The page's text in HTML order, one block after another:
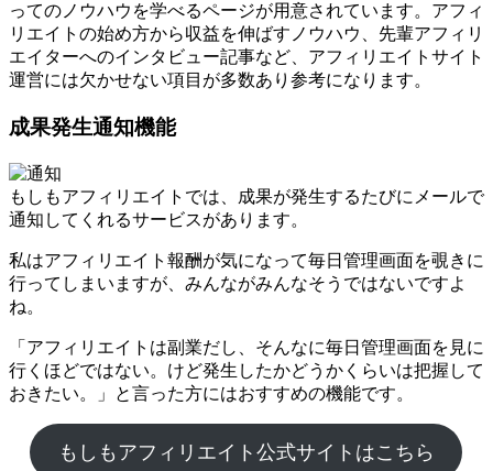
ってのノウハウを学べるページが用意されています。アフィ
リエイトの始め方から収益を伸ばすノウハウ、先輩アフィリ
エイターへのインタビュー記事など、アフィリエイトサイト
運営には欠かせない項目が多数あり参考になります。
成果発生通知機能
もしもアフィリエイトでは、成果が発生するたびにメールで
通知してくれるサービスがあります。
私はアフィリエイト報酬が気になって毎日管理画面を覗きに
行ってしまいますが、みんながみんなそうではないですよ
ね。
「アフィリエイトは副業だし、そんなに毎日管理画面を見に
行くほどではない。けど発生したかどうかくらいは把握して
おきたい。」と言った方にはおすすめの機能です。
もしもアフィリエイト公式サイトはこちら